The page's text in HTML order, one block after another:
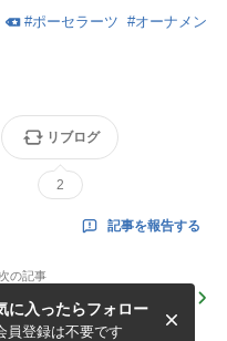
#ポーセラーツ #オーナメン
リブログ
2
記事を報告する
の記事
こと、正式譲渡になりまし
！
に入ったらフォロー
員登録は不要です